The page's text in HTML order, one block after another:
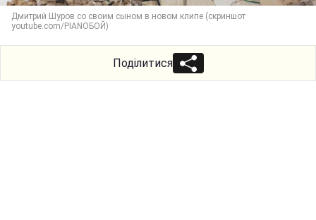
Дмитрий Шуров со своим сыном в новом клипе (скриншот
youtube.com/PIANOБОЙ)
Поділитися